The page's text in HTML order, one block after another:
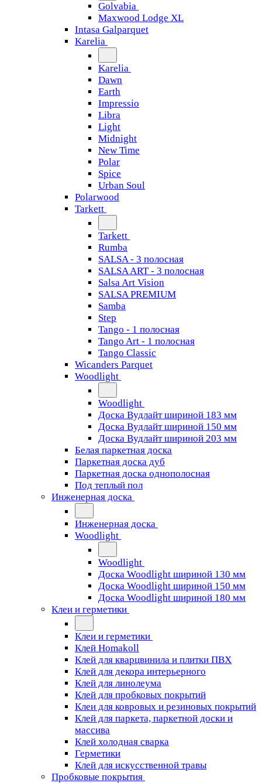
Golvabia
Maxwood Lodge XL
Intasa Galparquet
Karelia
Karelia
Dawn
Earth
Impressio
Libra
Light
Midnight
New Time
Polar
Spice
Urban Soul
Polarwood
Tarkett
Tarkett
Rumba
SALSA - 3 полосная
SALSA ART - 3 полосная
Salsa Art Vision
SALSA PREMIUM
Samba
Step
Tango - 1 полосная
Tango Art - 1 полосная
Tango Classiс
Wicanders Parquet
Woodlight
Woodlight
Доска Вудлайт шириной 183 мм
Доска Вудлайт шириной 150 мм
Доска Вудлайт шириной 203 мм
Белая паркетная доска
Паркетная доска дуб
Паркетная доска однополосная
Под теплый пол
Инженерная доска
Инженерная доска
Woodlight
Woodlight
Доска Woodlight шириной 130 мм
Доска Woodlight шириной 150 мм
Доска Woodlight шириной 180 мм
Клеи и герметики
Клеи и герметики
Клей Homakoll
Клей для кварцвинила и плитки ПВХ
Клей для декора интерьерного
Клей для линолеума
Клей для пробковых покрытий
Клеи для ковровых и резиновых покрытий
Клей для паркета, паркетной доски и
массива
Клей холодная сварка
Герметики
Клей для искусственной травы
Пробковые покрытия